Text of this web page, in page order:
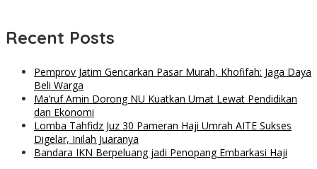
Recent Posts
Pemprov Jatim Gencarkan Pasar Murah, Khofifah: Jaga Daya
Beli Warga
Ma’ruf Amin Dorong NU Kuatkan Umat Lewat Pendidikan
dan Ekonomi
Lomba Tahfidz Juz 30 Pameran Haji Umrah AITE Sukses
Digelar, Inilah Juaranya
Bandara IKN Berpeluang jadi Penopang Embarkasi Haji